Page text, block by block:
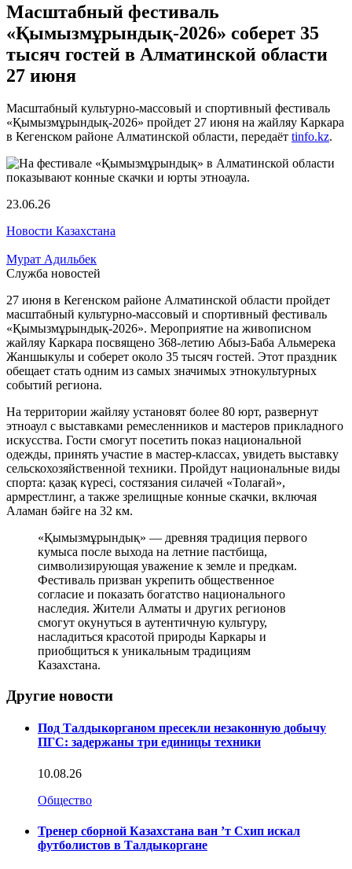
Масштабный фестиваль
«Қымызмұрындық-2026» соберет 35
тысяч гостей в Алматинской области
27 июня
Масштабный культурно-массовый и спортивный фестиваль
«Қымызмұрындық-2026» пройдет 27 июня на жайляу Каркара
в Кегенском районе Алматинской области, передаёт tinfo.kz.
23.06.26
Новости Казахстана
Мурат Адильбек
Служба новостей
27 июня в Кегенском районе Алматинской области пройдет
масштабный культурно-массовый и спортивный фестиваль
«Қымызмұрындық-2026». Мероприятие на живописном
жайляу Каркара посвящено 368-летию Абыз-Баба Альмерека
Жаншыкулы и соберет около 35 тысяч гостей. Этот праздник
обещает стать одним из самых значимых этнокультурных
событий региона.
На территории жайляу установят более 80 юрт, развернут
этноаул с выставками ремесленников и мастеров прикладного
искусства. Гости смогут посетить показ национальной
одежды, принять участие в мастер-классах, увидеть выставку
сельскохозяйственной техники. Пройдут национальные виды
спорта: қазақ күресі, состязания силачей «Толағай»,
армрестлинг, а также зрелищные конные скачки, включая
Аламан бәйге на 32 км.
«Қымызмұрындық» — древняя традиция первого
кумыса после выхода на летние пастбища,
символизирующая уважение к земле и предкам.
Фестиваль призван укрепить общественное
согласие и показать богатство национального
наследия. Жители Алматы и других регионов
смогут окунуться в аутентичную культуру,
насладиться красотой природы Каркары и
приобщиться к уникальным традициям
Казахстана.
Другие новости
Под Талдыкорганом пресекли незаконную добычу
ПГС: задержаны три единицы техники
10.08.26
Общество
Тренер сборной Казахстана ван ’т Схип искал
футболистов в Талдыкоргане